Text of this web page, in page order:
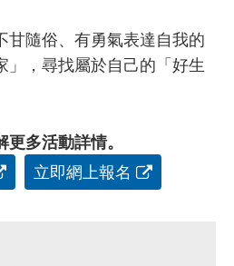
甘隨俗、有勇氣表達自我的
」，尋找屬於自己的「好生
多活動詳情。
立即網上報名